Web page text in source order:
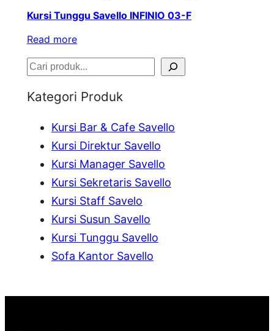
Kursi Tunggu Savello INFINIO 03-F
Read more
S
Kategori Produk
Kursi Bar & Cafe Savello
Kursi Direktur Savello
Kursi Manager Savello
Kursi Sekretaris Savello
Kursi Staff Savelo
Kursi Susun Savello
Kursi Tunggu Savello
Sofa Kantor Savello